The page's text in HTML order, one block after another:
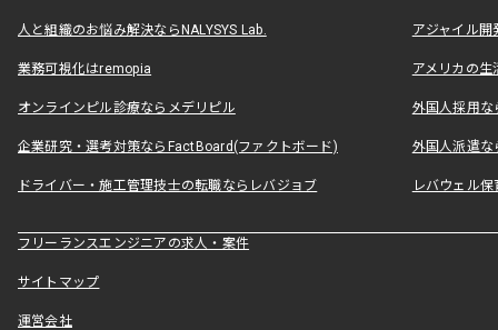
人と組織のお悩み解決ならNALYSYS Lab. アジャイル
業務可視化はremopia アメリカの
オンラインピル診療ならメデリピル 外国人採用
企業研究・選考対策ならFactBoard(ファクトボード) 外国人派遣な
ドライバー・施工管理技士の転職ならレバジョブ レバウェル
フリーランスエンジニアの求人・案件
サイトマップ
運営会社